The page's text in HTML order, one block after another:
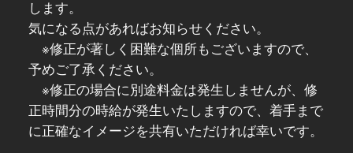
します。
気になる点があればお知らせください。
※修正が著しく困難な個所もございますので、
予めご了承ください。
※修正の場合に別途料金は発生しませんが、修
正時間分の時給が発生いたしますので、着手まで
に正確なイメージを共有いただければ幸いです。